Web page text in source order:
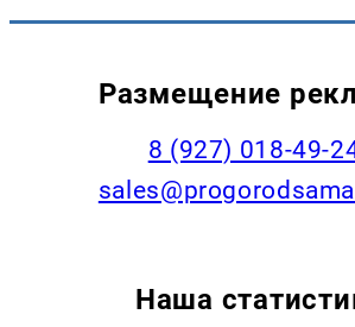
Размещение
8 (927) 018-49-
Наша